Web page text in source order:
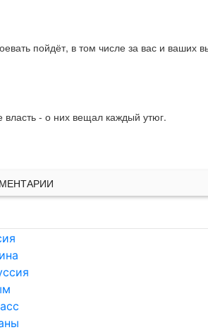
в том числе за вас и ваших
- о них вещал каждый утюг.